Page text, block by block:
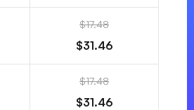
$17.48
$31.46
$17.48
$31.46